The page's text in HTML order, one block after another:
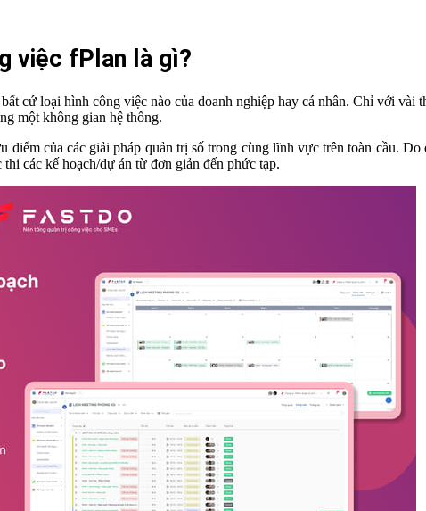
việc fPlan là gì?
cứ loại hình công việc nào của doanh nghiệp hay cá nhân. Chỉ với
một không gian hệ thống.
điểm của các giải pháp quản trị số trong cùng lĩnh vực trên toàn cầu.
các kế hoạch/dự án từ đơn giản đến phức tạp.